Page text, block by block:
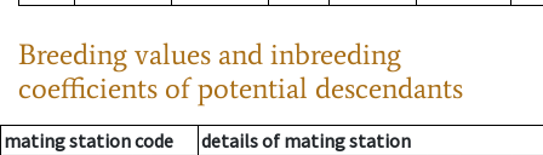
Breeding values and inbreeding
coefficients of potential descendants
mating station code details of mating station